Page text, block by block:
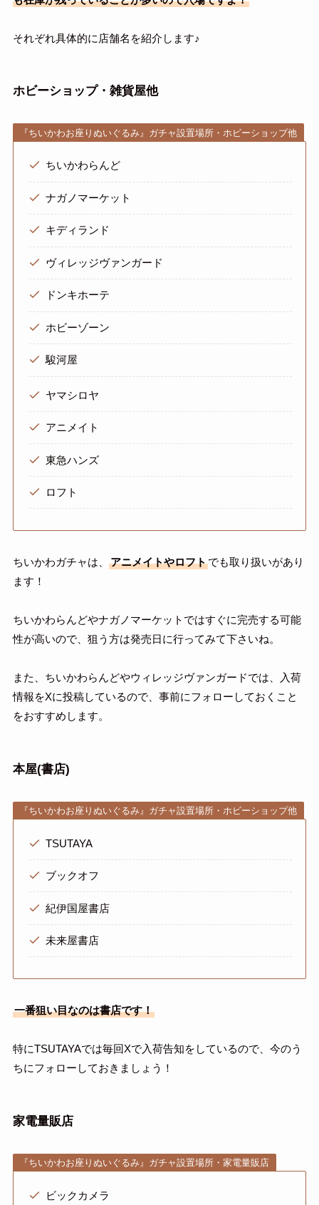
それぞれ具体的に店舗名を紹介します♪
ホビーショップ・雑貨屋他
『ちいかわお座りぬいぐるみ』ガチャ設置場所・ホビーショップ他
ちいかわらんど
ナガノマーケット
キディランド
ヴィレッジヴァンガード
ドンキホーテ
ホビーゾーン
駿河屋
ヤマシロヤ
アニメイト
東急ハンズ
ロフト
ちいかわガチャは、 アニメイトやロフトでも取り扱いがあり
ます！
ちいかわらんどやナガノマーケットではすぐに完売する可能
性が高いので、狙う方は発売日に行ってみて下さいね。
また、ちいかわらんどやウィレッジヴァンガードでは、入荷
情報をXに投稿しているので、事前にフォローしておくこと
をおすすめします。
本屋(書店)
『ちいかわお座りぬいぐるみ』ガチャ設置場所・ホビーショップ他
TSUTAYA
ブックオフ
紀伊国屋書店
未来屋書店
一番狙い目なのは書店です！
特にTSUTAYAでは毎回Xで入荷告知をしているので、今のう
ちにフォローしておきましょう！
家電量販店
『ちいかわお座りぬいぐるみ』ガチャ設置場所・家電量販店
ビックカメラ